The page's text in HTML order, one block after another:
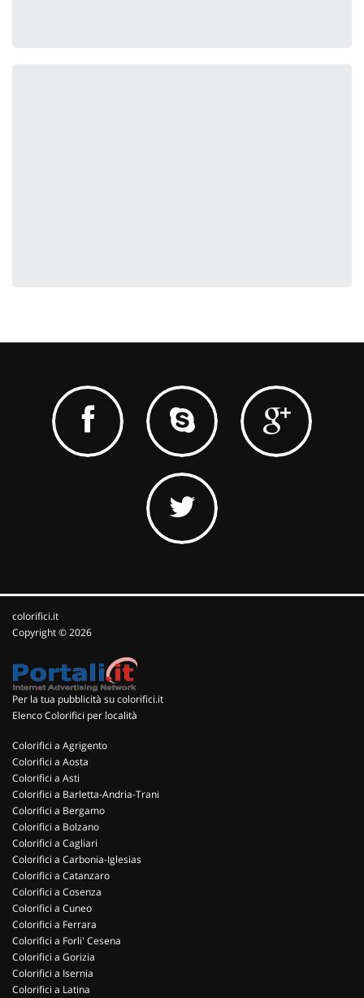
colorifici.it
Copyright © 2026
Per la tua pubblicità su colorifici.it
Elenco Colorifici per località
Colorifici a Agrigento
Colorifici a Aosta
Colorifici a Asti
Colorifici a Barletta-Andria-Trani
Colorifici a Bergamo
Colorifici a Bolzano
Colorifici a Cagliari
Colorifici a Carbonia-Iglesias
Colorifici a Catanzaro
Colorifici a Cosenza
Colorifici a Cuneo
Colorifici a Ferrara
Colorifici a Forli' Cesena
Colorifici a Gorizia
Colorifici a Isernia
Colorifici a Latina